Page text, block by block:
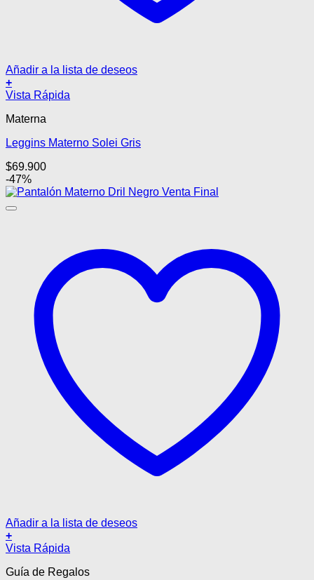
Añadir a la lista de deseos
+
Este
tiene
variantes.
opciones
se
pueden
elegir
Vista Rápida
Materna
Leggins Materno Solei Gris
$69.900
-47%
Añadir a la lista de deseos
+
Este
tiene
Vista Rápida
Guía de Regalos